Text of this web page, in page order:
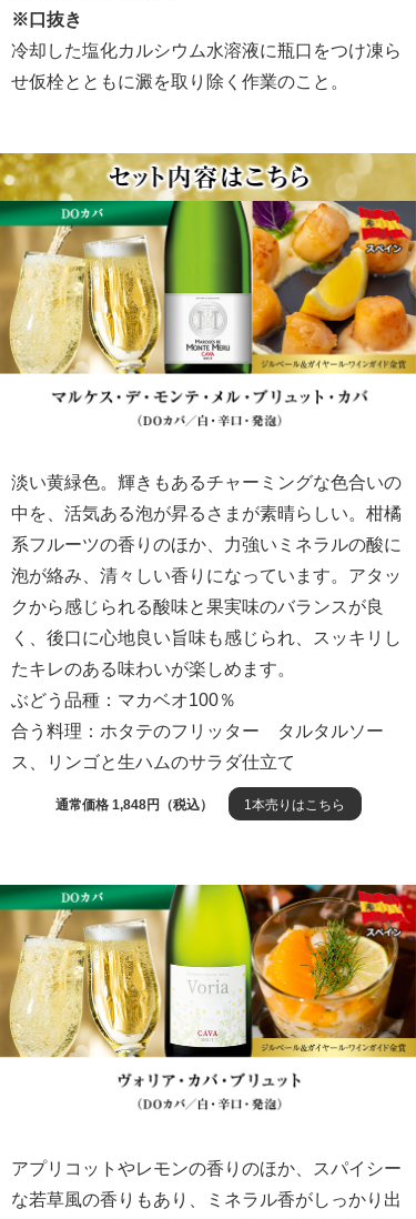
※口抜き
冷却した塩化カルシウム水溶液に瓶口をつけ凍ら
せ仮栓とともに澱を取り除く作業のこと。
淡い黄緑色。輝きもあるチャーミングな色合いの
中を、活気ある泡が昇るさまが素晴らしい。柑橘
系フルーツの香りのほか、力強いミネラルの酸に
泡が絡み、清々しい香りになっています。アタッ
クから感じられる酸味と果実味のバランスが良
く、後口に心地良い旨味も感じられ、スッキリし
たキレのある味わいが楽しめます。
ぶどう品種：マカベオ100％
合う料理：ホタテのフリッター タルタルソー
ス、リンゴと生ハムのサラダ仕立て
通常価格 1,848円（税込） 1本売りはこちら
アプリコットやレモンの香りのほか、スパイシー
な若草風の香りもあり、ミネラル香がしっかり出